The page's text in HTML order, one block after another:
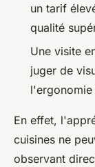
un tarif
qualité
Une visite
juger de
En effet,
cuisines ne
observant